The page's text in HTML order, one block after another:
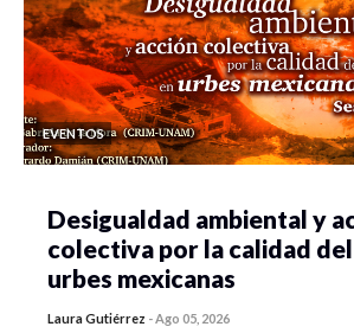
EVENTOS
Desigualdad ambiental y
colectiva por la calidad
urbes mexicanas
Laura Gutiérrez -Ago 05, 2026